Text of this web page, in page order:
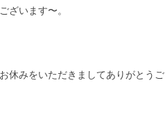
ざいます〜。
休みをいただきましてありがとう